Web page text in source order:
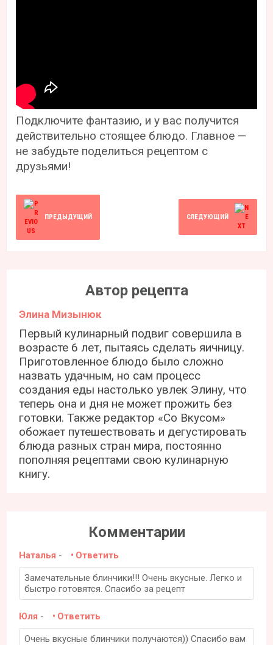
Подключите фантазию, и у вас получится
действительно стоящее блюдо. Главное —
не забудьте поделиться рецептом с
друзьями!
ПРЕДЫДУЩИЙ СЛЕДУЮЩИЙ
Автор рецепта
Элина Мизынюк
Первый кулинарный подвиг совершила в
возрасте 6 лет, пытаясь сделать яичницу.
Приготовленное блюдо было сложно
назвать удачным, но сам процесс
создания еды настолько увлек Элину, что
теперь она и дня не может прожить без
готовки. Также редактор «Со Вкусом»
обожает путешествовать и дегустировать
блюда разных стран мира, постоянно
пополняя рецептами свою кулинарную
книгу.
Комментарии
Наталья - Ответить
Замечательные блинчики!!! Очень вкусные. Легко и
быстро готовятся. Спасибо за рецепт
Юля - Ответить
Очень вкусные блинчики получаются)) Спасибо вам